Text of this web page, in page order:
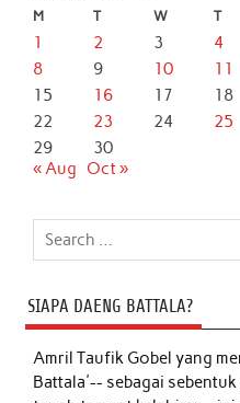
M T W T
1 2 3 4
8
9 10 11
15
16 17 18
22
23 24 25
29
30
« Aug
Oct »
SIAPA DAENG BATTALA?
Amril Taufik Gobelyang
Battala'-- sebagai